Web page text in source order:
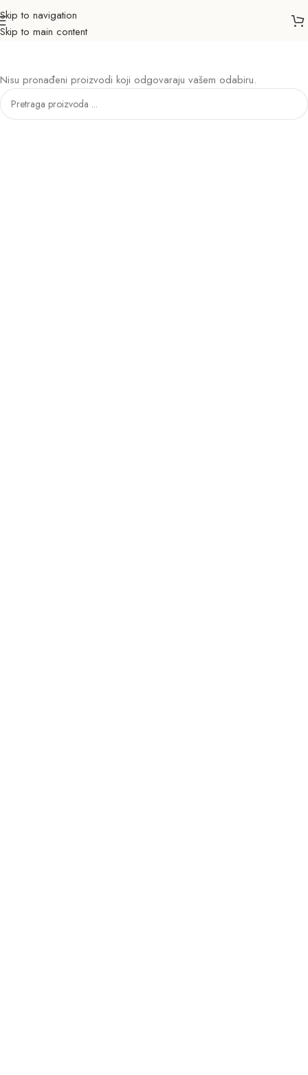
Skip to navigation
Skip to main content
Head pancerice
KATEGORIJE
Nisu pronađeni proizvodi koji odgovaraju vašem odabiru.